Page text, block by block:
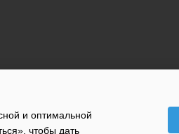
и оптимальной
чтобы дать